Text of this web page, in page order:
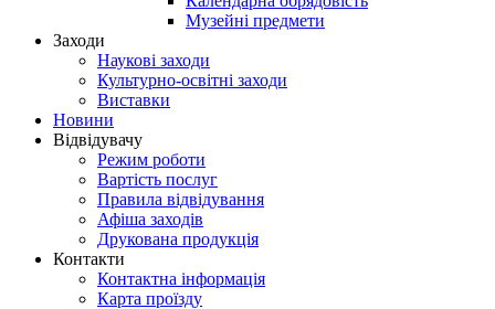
Музейні предмети
Заходи
Наукові заходи
Культурно-освітні заходи
Виставки
Новини
Відвідувачу
Режим роботи
Вартість послуг
Правила відвідування
Афіша заходів
Друкована продукція
Контакти
Контактна інформація
Карта проїзду